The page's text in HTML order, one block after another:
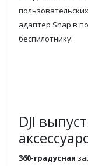
адаптер Snap в
беспилотнику.
DJI
360-градусная